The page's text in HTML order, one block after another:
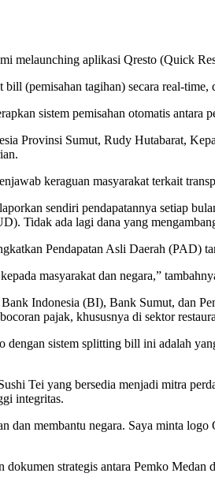
aplikasi Qresto (Quick
(pemisahan tagihan) secara real-
sistem pemisahan otomatis antara
Provinsi Sumut, Rudy Hutabarat,
keraguan masyarakat terkait
sendiri pendapatannya setiap
Tidak ada lagi dana yang
Pendapatan Asli Daerah (PAD)
masyarakat dan negara,”
Indonesia (BI), Bank Sumut, dan
pajak, khususnya di sektor
sistem splitting bill ini adalah
Tei yang bersedia menjadi mitra
integritas.
membantu negara. Saya minta
strategis antara Pemko